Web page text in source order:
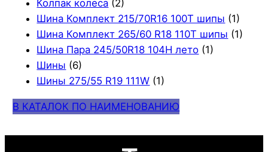
Колпак колеса (2)
Шина Комплект 215/70R16 100T шипы (1)
Шина Комплект 265/60 R18 110T шипы (1)
Шина Пара 245/50R18 104H лето (1)
Шины (6)
Шины 275/55 R19 111W (1)
В КАТАЛОК ПО НАИМЕНОВАНИЮ